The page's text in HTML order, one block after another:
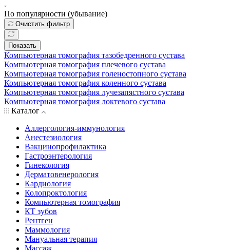
По популярности (убывание)
Очистить фильтр
Показать
Компьютерная томография тазобедренного сустава
Компьютерная томография плечевого сустава
Компьютерная томография голеностопного сустава
Компьютерная томография коленного сустава
Компьютерная томография лучезапястного сустава
Компьютерная томография локтевого сустава
Каталог
Аллергология-иммунология
Анестезиология
Вакцинопрофилактика
Гастроэнтерология
Гинекология
Дерматовенерология
Кардиология
Колопроктология
Компьютерная томография
КТ зубов
Рентген
Маммология
Мануальная терапия
Массаж